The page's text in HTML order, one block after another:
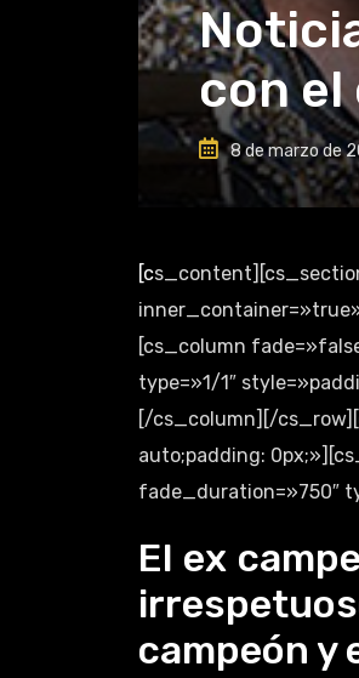
con
8 de marzo de
[cs_content][cs_section parallax=»false» style=»margin: 0px;padding: 0px;»][cs_row
[cs_column
type=»1/1″
[/cs_column][/
auto;padding:
fade_duration=»750″
El ex
campeón y